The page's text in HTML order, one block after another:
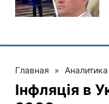
Главная » Аналитика
Інфляція в